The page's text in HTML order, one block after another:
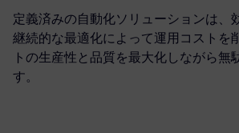
定義済みの自動化ソリューションは、
継続的な最適化によって運用コストを
トの生産性と品質を最大化しながら無
す。